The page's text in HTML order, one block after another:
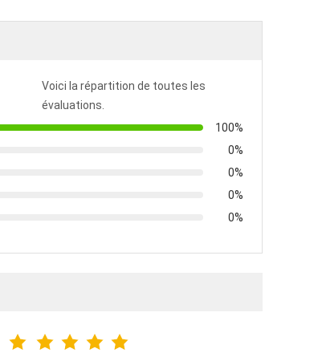
Voici la répartition de toutes les
évaluations.
100%
0%
0%
0%
0%